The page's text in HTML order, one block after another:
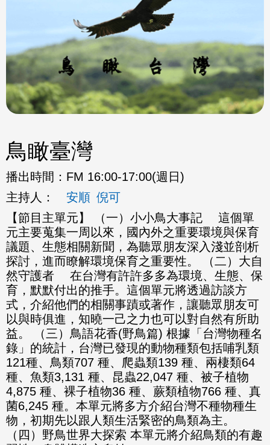
鳥瞰臺灣
播出時間： FM 16:00-17:00(週日)
主持人：
安順 倪可
【節目主單元】 （一）小小鳥大事記 這個單
元主要蒐集一周以來，國內外之重要環境與保育
議題、生態相關新聞，為聽眾朋友深入淺並剖析
探討，進而瞭解環境保育之重要性。 （二）大自
然守護者 在台灣有許許多多為環境、生態、保
育，默默付出的推手。這個單元將透過訪談方
式，介紹他們的相關事蹟或著作，讓聽眾朋友可
以與時俱進，知曉一己之力也可以對自然有所助
益。 （三）鳥語花香(野鳥篇) 根據「台灣物種名
錄」的統計，台灣已發現的動物種類包括哺乳類
121種、鳥類707 種、爬蟲類139 種、兩棲類64
種、魚類3,131 種、昆蟲22,047 種、被子植物
4,875 種、裸子植物36 種、蕨類植物766 種、真
菌6,245 種。本單元將多方介紹台灣不種物種生
物，初期先以跟人類生活緊密的鳥類為主。
（四）野鳥世界大探索 本單元將介紹鳥類的有趣